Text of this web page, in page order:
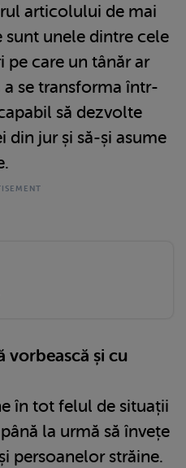
articolului de mai
sunt unele dintre cele
care un tânăr ar
se transforma într-
să dezvolte
din jur și să-și asume
vorbească și cu
în tot felul de situații
la urmă să învețe
persoanelor străine.